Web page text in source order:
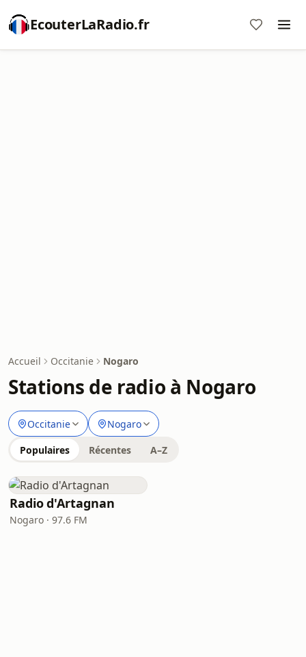
EcouterLaRadio.fr
Accueil Occitanie Nogaro
Stations de radio à Nogaro
Occitanie Nogaro
Populaires Récentes A–Z
Radio d'Artagnan
Nogaro · 97.6 FM